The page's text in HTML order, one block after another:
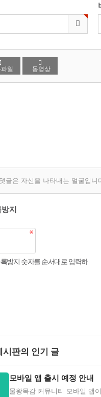
일 동영상
댓글은 자신을 나타내는 얼굴입
지
방지 숫자를 순서대로 입력하
시판의 인기 글
모바일 앱 출시 예정 안내